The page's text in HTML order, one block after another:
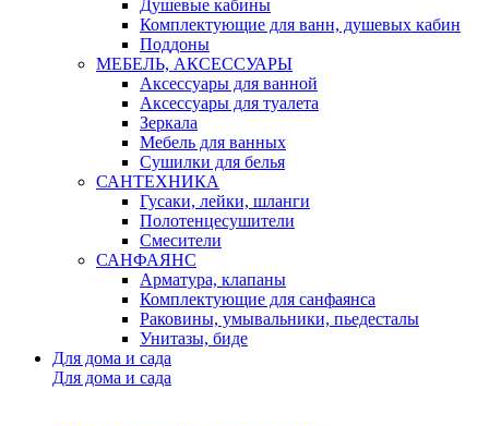
Душевые кабины
Комплектующие для ванн, душевых кабин
Поддоны
МЕБЕЛЬ, АКСЕССУАРЫ
Аксессуары для ванной
Аксессуары для туалета
Зеркала
Мебель для ванных
Сушилки для белья
САНТЕХНИКА
Гусаки, лейки, шланги
Полотенцесушители
Смесители
САНФАЯНС
Арматура, клапаны
Комплектующие для санфаянса
Раковины, умывальники, пьедесталы
Унитазы, биде
Для дома и сада
Для дома и сада